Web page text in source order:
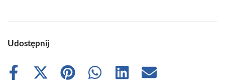
Udostępnij
Share
Share
Share
Share
Share
Share